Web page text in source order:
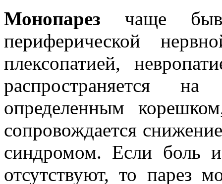
Монопарез чаще
периферической
плексопатией,
распространяется
определенным
сопровождается
синдромом. Если боль и
отсутствуют, то парез